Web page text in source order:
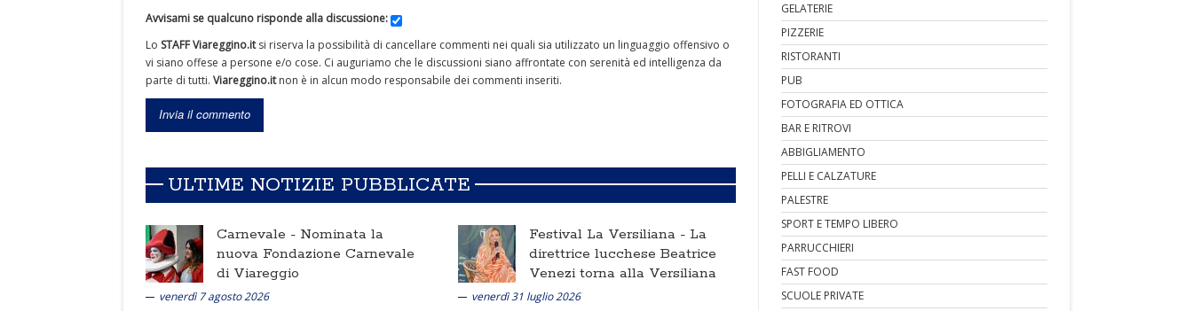
Avvisami se qualcuno risponde alla discussione:
Lo STAFF Viareggino.itsi riserva la possibilità di cancellare commenti nei quali sia utilizzato un linguaggio offensivo o
vi siano offese a persone e/o cose. Ci auguriamo che le discussioni siano affrontate con serenità ed intelligenza da
parte di tutti. Viareggino.itnon è in alcun modo responsabile dei commenti inseriti.
ULTIME NOTIZIE PUBBLICATE
Carnevale - Nominata la
nuova Fondazione Carnevale
di Viareggio
venerdì 7 agosto 2026
Festival La Versiliana - La
direttrice lucchese Beatrice
Venezi torna alla Versiliana
venerdì 31 luglio 2026
GELATERIE
PIZZERIE
RISTORANTI
PUB
FOTOGRAFIA ED OTTICA
BAR E RITROVI
ABBIGLIAMENTO
PELLI E CALZATURE
PALESTRE
SPORT E TEMPO LIBERO
PARRUCCHIERI
FAST FOOD
SCUOLE PRIVATE